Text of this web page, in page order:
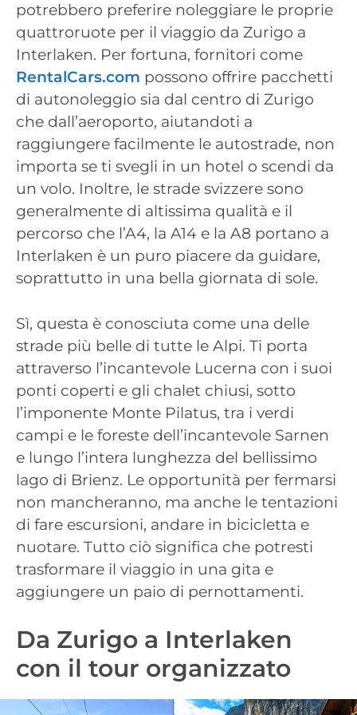
potrebbero preferire noleggiare le proprie
quattroruote per il viaggio da Zurigo a
Interlaken. Per fortuna, fornitori come
RentalCars.com possono offrire pacchetti
di autonoleggio sia dal centro di Zurigo
che dall’aeroporto, aiutandoti a
raggiungere facilmente le autostrade, non
importa se ti svegli in un hotel o scendi da
un volo. Inoltre, le strade svizzere sono
generalmente di altissima qualità e il
percorso che l’A4, la A14 e la A8 portano a
Interlaken è un puro piacere da guidare,
soprattutto in una bella giornata di sole.
Sì, questa è conosciuta come una delle
strade più belle di tutte le Alpi. Ti porta
attraverso l’incantevole Lucerna con i suoi
ponti coperti e gli chalet chiusi, sotto
l’imponente Monte Pilatus, tra i verdi
campi e le foreste dell’incantevole Sarnen
e lungo l’intera lunghezza del bellissimo
lago di Brienz. Le opportunità per fermarsi
non mancheranno, ma anche le tentazioni
di fare escursioni, andare in bicicletta e
nuotare. Tutto ciò significa che potresti
trasformare il viaggio in una gita e
aggiungere un paio di pernottamenti.
Da Zurigo a Interlaken
con il tour organizzato